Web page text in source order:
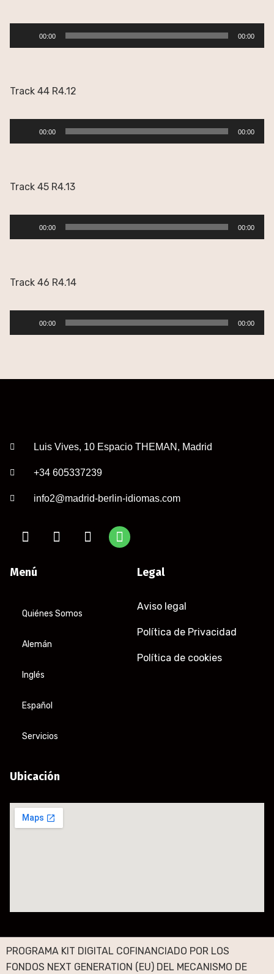
Reproductor
de
00:00 00:00
Track 44 R4.12
Reproductor
de
00:00 00:00
Track 45 R4.13
Reproductor
de
00:00 00:00
Track 46 R4.14
Reproductor
de
00:00 00:00
Luis Vives, 10 Espacio THEMAN, Madrid
+34 605337239
info2@madrid-berlin-idiomas.com
Menú
Quiénes Somos
Alemán
Inglés
Español
Servicios
Legal
Aviso legal
Política de Privacidad
Política de cookies
Ubicación
PROGRAMA KIT DIGITAL COFINANCIADO POR LOS
FONDOS NEXT GENERATION (EU) DEL MECANISMO DE